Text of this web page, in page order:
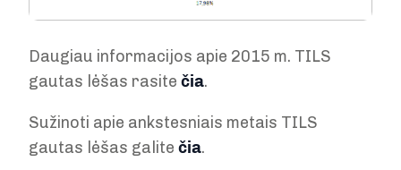
Daugiau informacijos apie 2015 m. TILS
gautas lėšas rasite čia.
Sužinoti apie ankstesniais metais TILS
gautas lėšas galite čia.